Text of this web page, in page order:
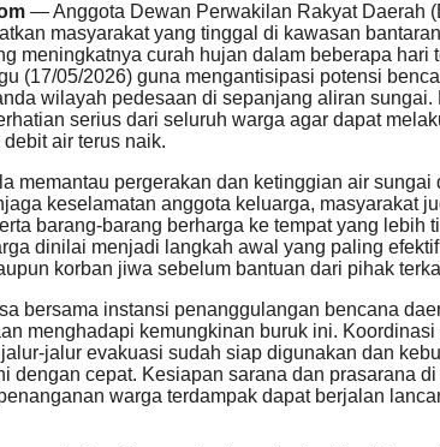
— Anggota Dewan Perwakilan Rakyat Daerah
masyarakat yang tinggal di kawasan
meningkatnya curah hujan dalam beberapa hari
(17/05/2026) guna mengantisipasi potensi
wilayah pedesaan di sepanjang aliran sungai.
serius dari seluruh warga agar dapat
air terus naik.
memantau pergerakan dan ketinggian air sungai
keselamatan anggota keluarga, masyarakat
barang-barang berharga ke tempat yang lebih
dinilai menjadi langkah awal yang paling
korban jiwa sebelum bantuan dari pihak
bersama instansi penanggulangan bencana
menghadapi kemungkinan buruk ini. Koordinasi
jalur evakuasi sudah siap digunakan dan
dengan cepat. Kesiapan sarana dan prasarana
warga terdampak dapat berjalan